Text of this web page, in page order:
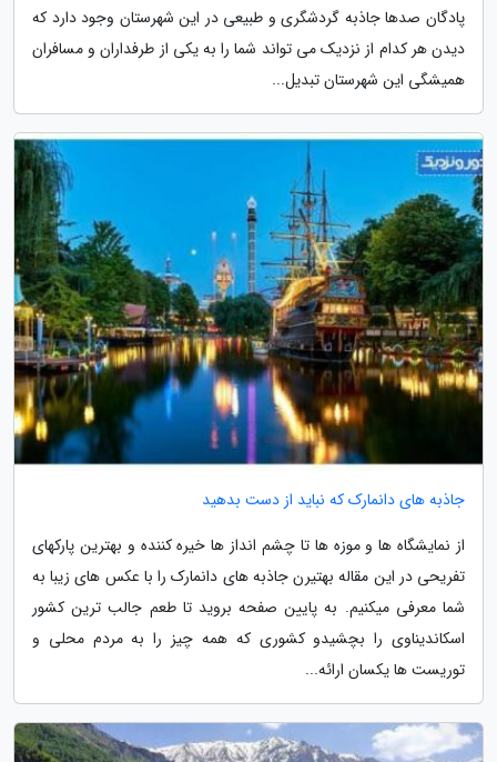
پادگان صدها جاذبه گردشگری و طبیعی در این شهرستان وجود دارد که
دیدن هر کدام از نزدیک می تواند شما را به یکی از طرفداران و مسافران
همیشگی این شهرستان تبدیل...
جاذبه های دانمارک که نباید از دست بدهید
از نمایشگاه ­ها و موزه­ ها تا چشم انداز ها خیره کننده و بهترین پارک­های
تفریحی در این مقاله بهتیرن جاذبه های دانمارک را با عکس­ های زیبا به
شما معرفی می­کنیم. به پایین صفحه بروید تا طعم جالب ترین کشور
اسکاندیناوی را بچشیدو کشوری که همه چیز را به مردم محلی و
توریست­ ها یکسان ارائه...